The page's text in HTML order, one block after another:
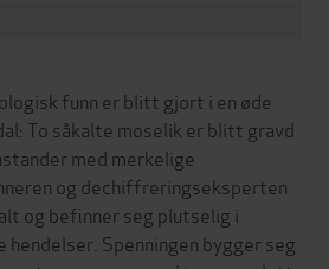
funn er blitt gjort i en øde
To såkalte moselik er blitt gravd
med merkelige
og dechiffreringseksperten
og befinner seg plutselig i
Spenningen bygger seg